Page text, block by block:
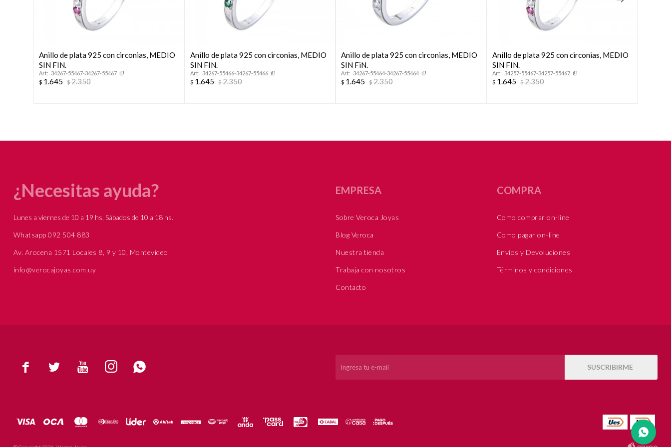
Anillo de plata 925 con circonias, MEDIO
SIN FIN.
34267-55467-34267-55467
$ 1.645 $2.350
Anillo de plata 925 con circonias, MEDIO
SIN FIN.
34267-55466-34267-55466
$ 1.645 $2.350
Anillo de plata 925 con circonias, MEDIO
SIN FiN.
34267-55464-34267-55464
$ 1.645 $2.350
Anillo de plata 925 con circonias, MEDIO
SIN FIN.
34257-55467-34257-55467
$ 1.645 $2.350
     SUSCRIBIRME
¿Necesitas ayuda?
Lunes a viernes de 10 a 19 hs, Sábados de 10 a 18 hs.
Whatsapp 092 504 883
Av. Arocena 1571 Locales 8, 9 y 10, Montevideo
info@verocajoyas.com.uy
EMPRESA
Sobre Veroca Joyas
Blog Veroca
Nuestra tienda
Trabaja con nosotros
Contacto
COMPRA
Como comprar on-line
Como pagar on-line
Envíos y Devoluciones
Términos y condiciones